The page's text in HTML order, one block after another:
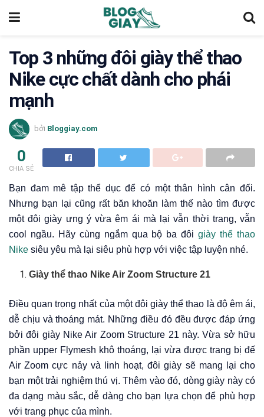
Top 3 những đôi giày thể thao
Nike cực chất dành cho phái
mạnh
bởi Bloggiay.com
0
CHIA SẺ
Bạn đam mê tập thể dục để có một thân hình cân đối.
Nhưng bạn lại cũng rất băn khoăn làm thế nào tìm được
một đôi giày ưng ý vừa êm ái mà lại vẫn thời trang, vẫn
cool ngầu. Hãy cùng ngắm qua bộ ba đôi giày thể thao
Nike siêu yêu mà lại siêu phù hợp với việc tập luyện nhé.
Giày thể thao Nike Air Zoom Structure 21
Điều quan trọng nhất của một đôi giày thể thao là độ êm ái,
dễ chịu và thoáng mát. Những điều đó đều được đáp ứng
bởi đôi giày Nike Air Zoom Structure 21 này. Vừa sở hữu
phần upper Flymesh khô thoáng, lại vừa được trang bị đế
Air Zoom cực nảy và linh hoạt, đôi giày sẽ mang lại cho
bạn một trải nghiệm thú vị. Thêm vào đó, dòng giày này có
đa dạng màu sắc, dễ dàng cho bạn lựa chọn để phù hợp
với trang phục của mình.